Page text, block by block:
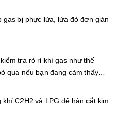
gas bị phực lửa, lửa đỏ đơn giản
tra rò rỉ khí gas như thế
qua nếu bạn đang cảm thấy
khí C2H2 và LPG để hàn cắt kim